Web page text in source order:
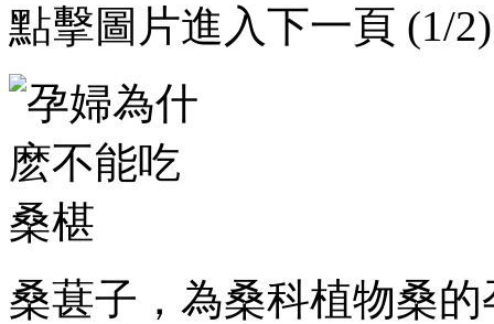
點擊圖片進入下一頁 (1/2)
桑葚子，為桑科植物桑